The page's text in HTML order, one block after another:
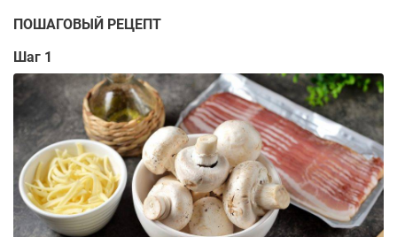
ПОШАГОВЫЙ РЕЦЕПТ
Шаг 1